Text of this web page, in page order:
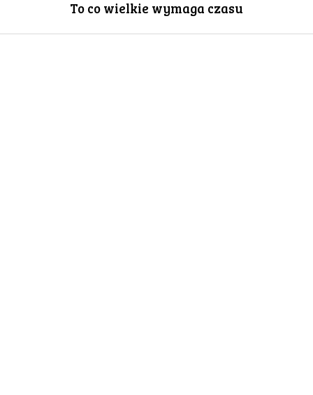
GALERIA
To co wielkie wymaga czasu